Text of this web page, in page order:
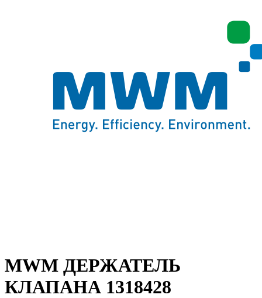
MWM ДЕРЖАТЕЛЬ
КЛАПАНА 1318428